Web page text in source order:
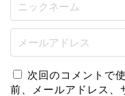
次回のコメントで
前、メールアドレス、